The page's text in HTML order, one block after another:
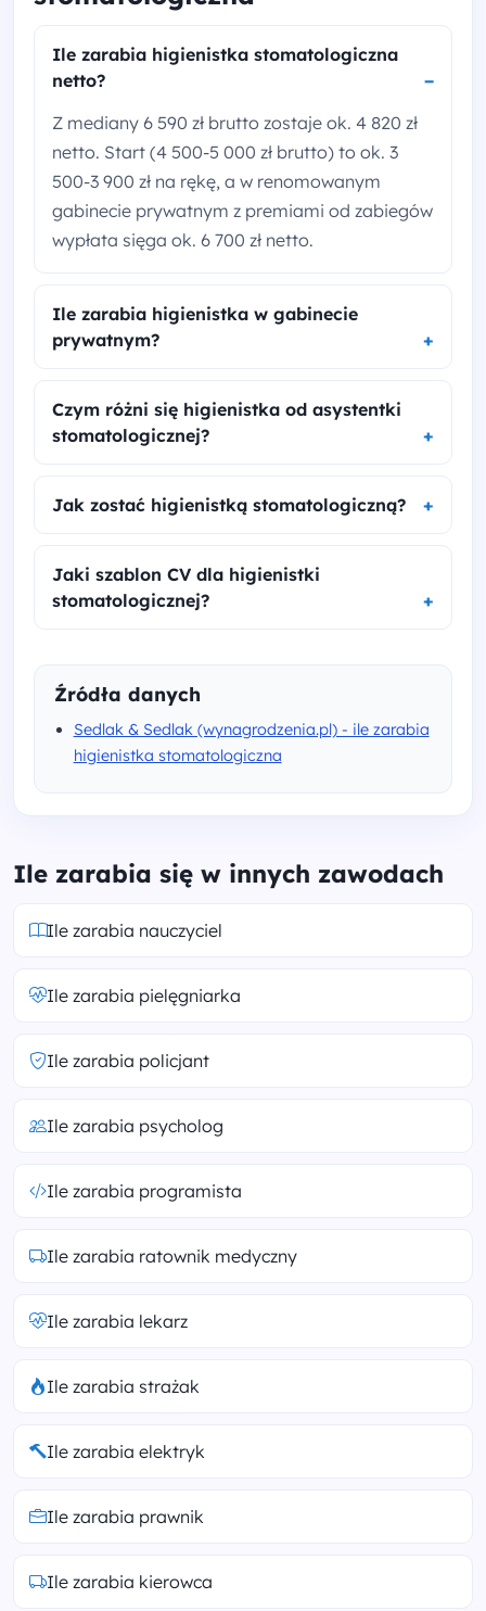
Ile zarabia higienistka stomatologiczna
netto?
Z mediany 6 590 zł brutto zostaje ok. 4 820 zł
netto. Start (4 500-5 000 zł brutto) to ok. 3
500-3 900 zł na rękę, a w renomowanym
gabinecie prywatnym z premiami od zabiegów
wypłata sięga ok. 6 700 zł netto.
Ile zarabia higienistka w gabinecie
prywatnym?
Czym różni się higienistka od asystentki
stomatologicznej?
Jak zostać higienistką stomatologiczną?
Jaki szablon CV dla higienistki
stomatologicznej?
Źródła danych
Sedlak & Sedlak (wynagrodzenia.pl) - ile zarabia
higienistka stomatologiczna
Ile zarabia się w innych zawodach
Ile zarabia nauczyciel
Ile zarabia pielęgniarka
Ile zarabia policjant
Ile zarabia psycholog
Ile zarabia programista
Ile zarabia ratownik medyczny
Ile zarabia lekarz
Ile zarabia strażak
Ile zarabia elektryk
Ile zarabia prawnik
Ile zarabia kierowca